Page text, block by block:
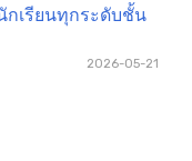
เรียนทุกระดับชั้น
2026-05-21